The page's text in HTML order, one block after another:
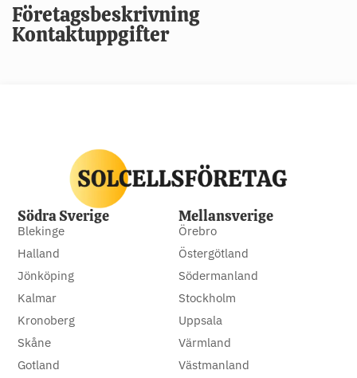
Företagsbeskrivning
Kontaktuppgifter
Södra Sverige
Blekinge
Halland
Jönköping
Kalmar
Kronoberg
Skåne
Gotland
Mellansverige
Örebro
Östergötland
Södermanland
Stockholm
Uppsala
Värmland
Västmanland